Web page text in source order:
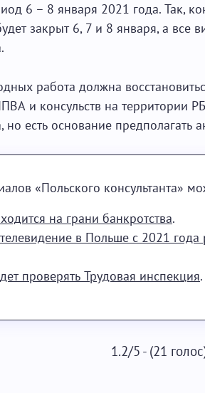
6 – 8 января 2021 года. Так,
закрыт 6, 7 и 8 января, а все
работа должна
и консульств на территории
но есть основание предполагать
«Польского консультанта»
на грани банкротства.
в Польше с 2021 года
проверять Трудовая инспекция.
1.2/5 - (21